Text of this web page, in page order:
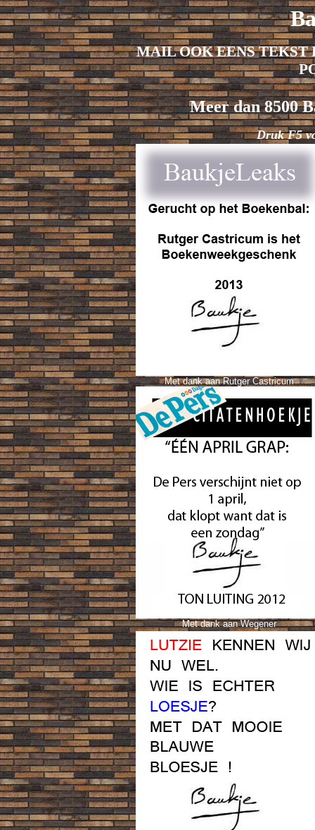
MAIL OOK EENS TEKST
Meer dan 8500
Druk F5
Met dank aan Rutger Castricum
Met dank aan Wegener